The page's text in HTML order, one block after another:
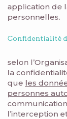
application de
personnelles.
Confidentialité
selon
la
que les
personnes
l’interception